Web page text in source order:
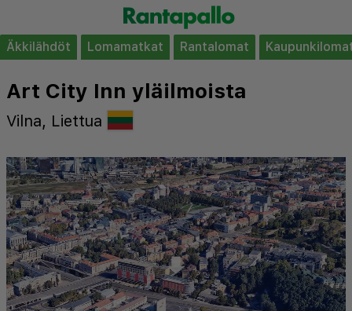
Äkkilähdöt Lomamatkat Rantalomat
Art City Inn yläilmoista
Vilna, Liettua